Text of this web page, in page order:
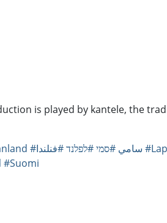
is played by kantele, the
#سامي #סמי#לפלנד#فنلندا
#Suomi